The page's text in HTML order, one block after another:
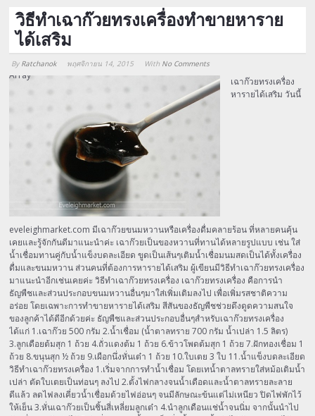
วิธีทำเฉาก๊วยทรงเครื่องทำขายหาราย
ได้เสริม
By Ratchanok พฤศจิกายน 14, 2015 With No Comments
Array
เฉาก๊วยทรงเครื่อง
หารายได้เสริม วันนี้
eveleighmarket.com มีเฉาก๊วยขนมหวานหรือเครื่องดื่มคลายร้อน ที่หลายคนคุ้น
เคยและรู้จักกันดีมาแนะนำค่ะ เฉาก๊วยเป็นของหวานที่ทานได้หลายรูปแบบ เช่น ใส่
น้ำเชื่อมทานคู่กับน้ำแข็งบดละเอียด ขูดเป็นเส้นๆเติมน้ำเชื่อมนมสดเป็นได้ทั้งเครื่อง
ดื่มและขนมหวาน ส่วนคนที่ต้องการหารายได้เสริม ผู้เขียนมีวิธีทำเฉาก๊วยทรงเครื่อง
มาแนะนำอีกเช่นเคยค่ะ วิธีทำเฉาก๊วยทรงเครื่อง เฉาก๊วยทรงเครื่อง คือการนำ
ธัญพืชและส่วนประกอบขนมหวานอื่นๆมาใส่เพิ่มเติมลงไป เพื่อเพิ่มรสชาติความ
อร่อย โดยเฉพาะการทำขายหารายได้เสริม สีสันของธัญพืชช่วยดึงดูดความสนใจ
ของลูกค้าได้ดีอีกด้วยค่ะ ธัญพืชและส่วนประกอบอื่นๆสำหรับเฉาก๊วยทรงเครื่อง
ได้แก่ 1.เฉาก๊วย 500 กรัม 2.น้ำเชื่อม (น้ำตาลทราย 700 กรัม น้ำเปล่า 1.5 ลิตร)
3.ลูกเดือยต้มสุก 1 ถ้วย 4.ถั่วแดงต้ม 1 ถ้วย 6.ข้าวโพดต้มสุก 1 ถ้วย 7.ฝักทองเชื่อม 1
ถ้วย 8.ขนุนสุก ½ ถ้วย 9.เผือกนึ่งหั่นเต๋า 1 ถ้วย 10.ใบเตย 3 ใบ 11.น้ำแข็งบดละเอียด
วิธีทำเฉาก๊วยทรงเครื่อง 1.เริ่มจากการทำน้ำเชื่อม โดยเทน้ำตาลทรายใส่หม้อเติมน้ำ
เปล่า ตัดใบเตยเป็นท่อนๆ ลงไป 2.ตั้งไฟกลางจนน้ำเดือดและน้ำตาลทรายละลาย
ดีแล้ว ลดไฟลงเคี่ยวน้ำเชื่อมด้วยไฟอ่อนๆ จนมีลักษณะข้นแต่ไม่เหนียว ปิดไฟพักไว้
ให้เย็น 3.หั่นเฉาก๊วยเป็นชิ้นสี่เหลี่ยมลูกเต๋า 4.นำลูกเดือนแช่น้ำจนนิ่ม จากนั้นนำไป